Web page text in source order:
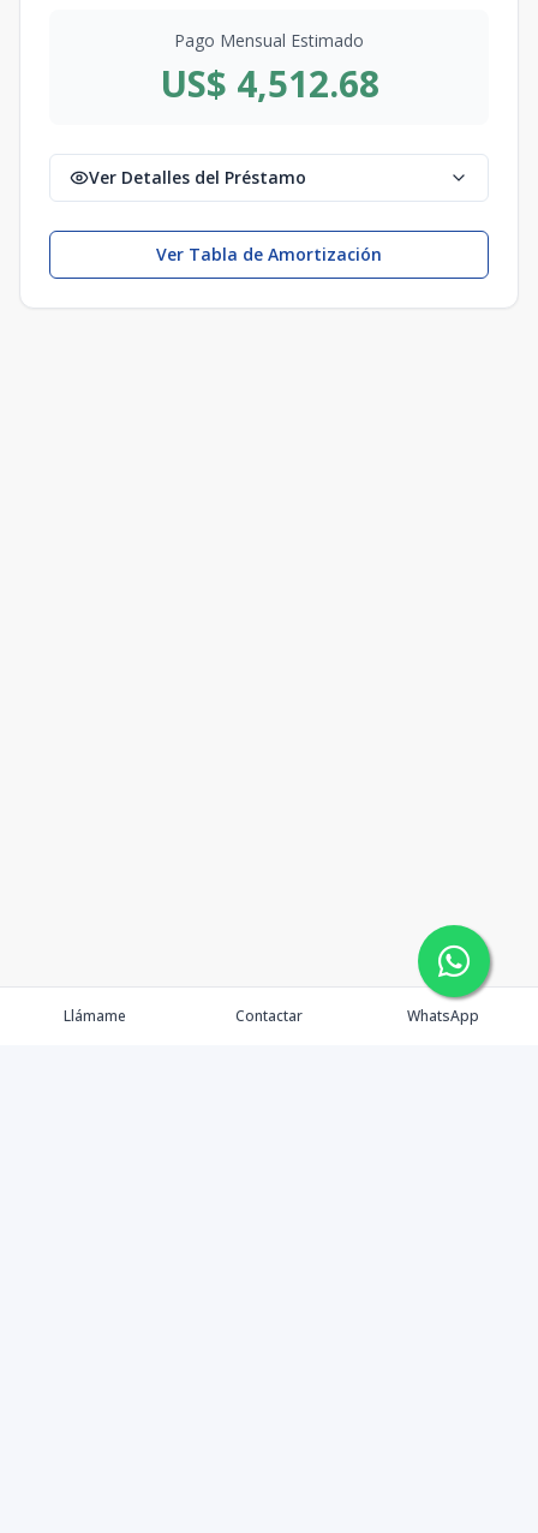
Pago Mensual Estimado
US$ 4,512.68
Ver Detalles del Préstamo
Ver Tabla de Amortización
Llámame Contactar WhatsApp